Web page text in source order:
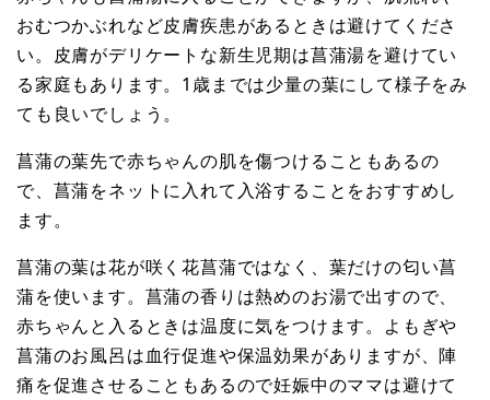
おむつかぶれなど皮膚疾患があるときは避けてくださ
い。皮膚がデリケートな新生児期は菖蒲湯を避けてい
る家庭もあります。1歳までは少量の葉にして様子をみ
ても良いでしょう。
菖蒲の葉先で赤ちゃんの肌を傷つけることもあるの
で、菖蒲をネットに入れて入浴することをおすすめし
ます。
菖蒲の葉は花が咲く花菖蒲ではなく、葉だけの匂い菖
蒲を使います。菖蒲の香りは熱めのお湯で出すので、
赤ちゃんと入るときは温度に気をつけます。よもぎや
菖蒲のお風呂は血行促進や保温効果がありますが、陣
痛を促進させることもあるので妊娠中のママは避けて